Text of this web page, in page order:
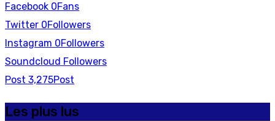
Facebook 0Fans
Twitter 0Followers
Instagram 0Followers
Soundcloud Followers
Post 3,275Post
Les plus lus